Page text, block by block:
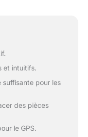
et intuitifs.
suffisante pour les
des pièces
le GPS.